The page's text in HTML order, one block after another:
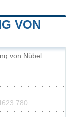
VON
von Nübel
780